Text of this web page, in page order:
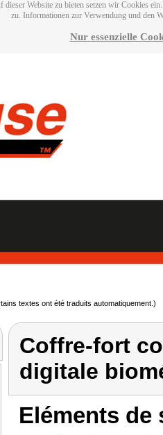
dieser Website zu bieten setzen wir Cookies
zu. Informationen zur Verwendung und den
Nur essenzielle
textes ont été traduits automatiquement.)
Coffre-fort
digitale
Eléments